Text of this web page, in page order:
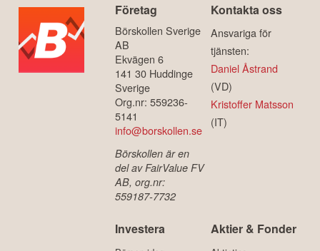
Företag
Börskollen Sverige
AB
Ekvägen 6
141 30 Huddinge
Sverige
Org.nr: 559236-
5141
info@borskollen.se
Börskollen är en
del av FairValue FV
AB, org.nr:
559187-7732
Kontakta oss
Ansvariga för
tjänsten:
Daniel Åstrand
(VD)
Kristoffer Matsson
(IT)
Investera Aktier & Fonder